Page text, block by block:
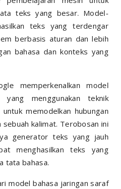
teks yang besar. Model-
teks yang terdengar
berbasis aturan dan lebih
bahasa dan konteks yang
memperkenalkan model
menggunakan teknik
memodelkan hubungan
kalimat. Terobosan ini
generator teks yang jauh
menghasilkan teks yang
tata bahasa.
model bahasa jaringan saraf